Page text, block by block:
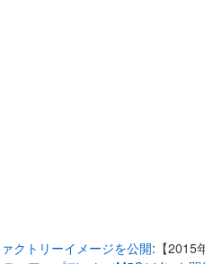
クトリーイメージを公開:【2015